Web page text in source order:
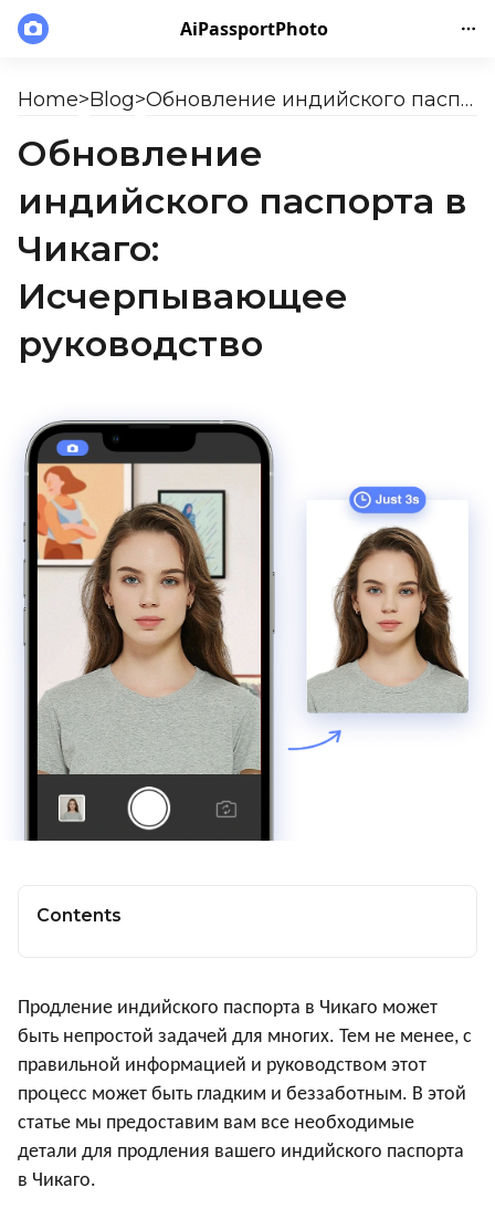
AiPassportPhoto
Home>Blog> Обновление индийского паспорта в Чикаго: Исчерпывающее руководство
Обновление
индийского паспорта в
Чикаго:
Исчерпывающее
руководство
Contents
Продление индийского паспорта в Чикаго может
быть непростой задачей для многих. Тем не менее, с
правильной информацией и руководством этот
процесс может быть гладким и беззаботным. В этой
статье мы предоставим вам все необходимые
детали для продления вашего индийского паспорта
в Чикаго.